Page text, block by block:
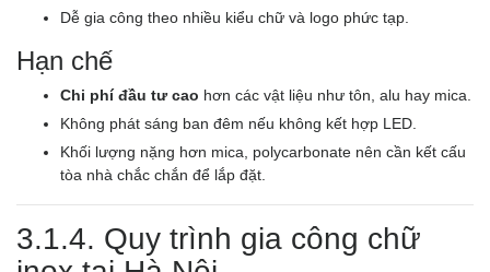
Dễ gia công theo nhiều kiểu chữ và logo phức tạp.
Hạn chế
Chi phí đầu tư cao hơn các vật liệu như tôn, alu hay mica.
Không phát sáng ban đêm nếu không kết hợp LED.
Khối lượng nặng hơn mica, polycarbonate nên cần kết cấu
tòa nhà chắc chắn để lắp đặt.
3.1.4. Quy trình gia công chữ